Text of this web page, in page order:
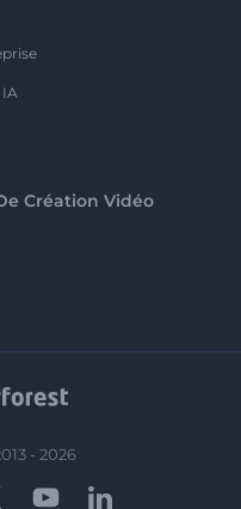
Création Vidéo
- 2026